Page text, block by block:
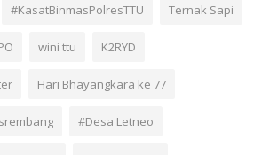
#KasatBinmasPolresTTU Ternak Sapi
wini ttu K2RYD
Hari Bhayangkara ke 77
#Desa Letneo